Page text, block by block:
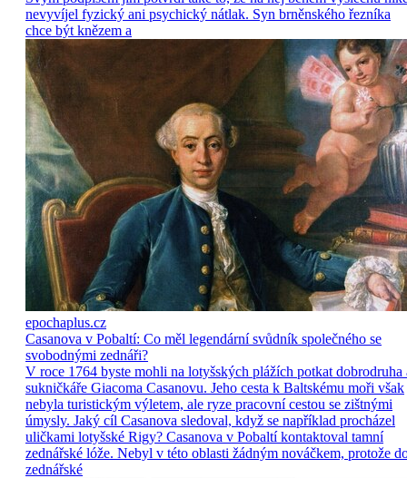
nevyvíjel fyzický ani psychický nátlak. Syn brněnského řezníka
chce být knězem a
epochaplus.cz
Casanova v Pobaltí: Co měl legendární svůdník společného se
svobodnými zednáři?
V roce 1764 byste mohli na lotyšských plážích potkat dobrodruha
sukničkáře Giacoma Casanovu. Jeho cesta k Baltskému moři však
nebyla turistickým výletem, ale ryze pracovní cestou se zištnými
úmysly. Jaký cíl Casanova sledoval, když se například procházel
uličkami lotyšské Rigy? Casanova v Pobaltí kontaktoval tamní
zednářské lóže. Nebyl v této oblasti žádným nováčkem, protože
zednářské